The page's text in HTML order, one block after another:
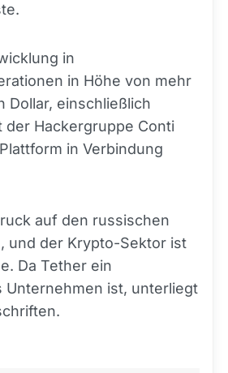
in
in Höhe von mehr
Dollar, einschließlich
der Hackergruppe Conti
in Verbindung
auf den russischen
und der Krypto-Sektor ist
Da Tether ein
Unternehmen ist, unterliegt